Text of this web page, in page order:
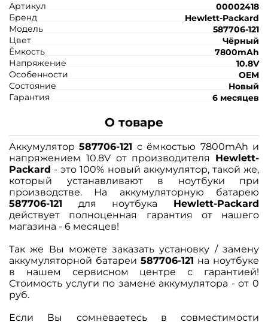
Артикул
00002418
Бренд
Hewlett-Packard
Модель
587706-121
Цвет
Чёрный
Ёмкость
7800mAh
Напряжение
10.8V
Особенности
OEM
Состояние
Новый
Гарантия
6 месяцев
О товаре
Аккумулятор587706-121 с ёмкостью 7800mAh и
напряжением 10.8V от производителя Hewlett-
Packard - это 100% новый аккумулятор, такой же,
который устанавливают в ноутбуки при
производстве. На аккумуляторную батарею
587706-121 для ноутбука Hewlett-Packard
действует полноценная гарантия от нашего
магазина - 6 месяцев!
Так же Вы можете заказать установку / замену
аккумуляторной батареи 587706-121 на ноутбуке
в нашем сервисном центре с гарантией!
Стоимость услуги по замене аккумулятора - от 0
руб.
Если Вы сомневаетесь в совместимости